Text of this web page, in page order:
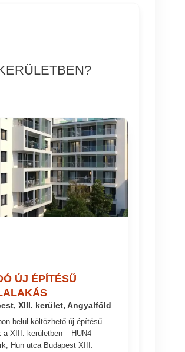
ÚJ ÉPÍTÉSŰ
XIII. kerület, Angyalföld
belül költözhető új építésű
a XIII. kerületben – HUN4
Hun utca Budapest XIII.